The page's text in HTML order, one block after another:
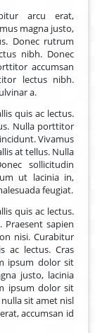
arcu erat,
magna justo,
Donec rutrum
nibh. Donec
accumsan
lectus nibh.
a.
quis ac lectus.
Nulla porttitor
Vivamus
at tellus. Nulla
sollicitudin
ut lacinia in,
feugiat.
quis ac lectus.
sapien
nisi. Curabitur
ac lectus. Cras
ipsum dolor sit
justo, lacinia
ipsum dolor sit
sit amet nisl
accumsan id